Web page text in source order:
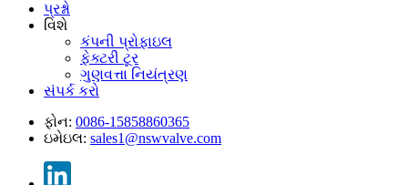
પ્રશ્નો
વિશે
કંપની પ્રોફાઇલ
ફેક્ટરી ટૂર
ગુણવત્તા નિયંત્રણ
સંપર્ક કરો
ફોન: 0086-15858860365
ઇમેઇલ: sales1@nswvalve.com